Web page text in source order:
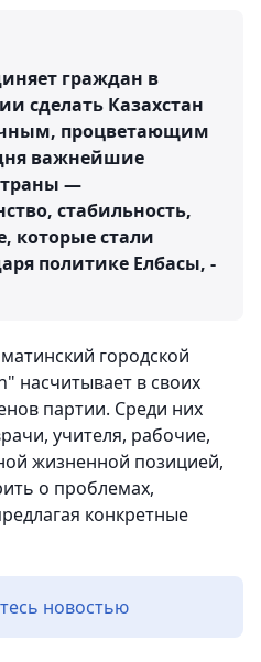
граждан в
сделать Казахстан
процветающим
важнейшие
—
стабильность,
которые стали
политике Елбасы, -
городской
насчитывает в своих
партии. Среди них
учителя, рабочие,
жизненной позицией,
о проблемах,
конкретные
новостью